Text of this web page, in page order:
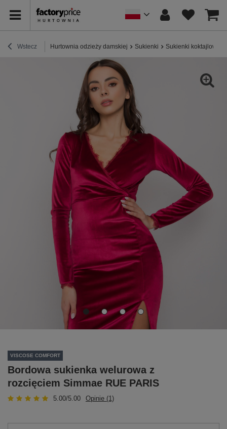
Wstecz Hurtownia odzieży damskiej Sukienki Sukienki koktajlowe /
VISCOSE COMFORT
Bordowa sukienka welurowa z
rozcięciem Simmae RUE PARIS
5.00/5.00 Opinie (1)